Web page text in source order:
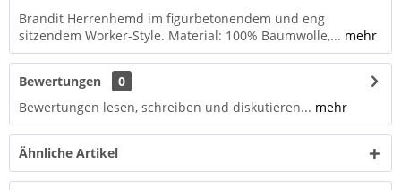
Brandit Herrenhemd im figurbetonendem und eng
sitzendem Worker-Style. Material: 100% Baumwolle,... mehr
Bewertungen
0
Bewertungen lesen, schreiben und diskutieren... mehr
Ähnliche Artikel